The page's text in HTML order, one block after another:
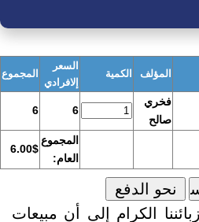
المؤلف الكمية
السعر
إلافرادي
المجموع
فخري
صالح
6
6
المجموع
العام:
6.00$
الكرام إلى أن مبيعات